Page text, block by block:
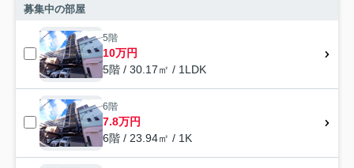
募集中の部屋
5階
10万円
5階 / 30.17㎡ / 1LDK
6階
7.8万円
6階 / 23.94㎡ / 1K